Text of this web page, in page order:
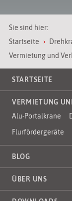
Sie sind hier:
Startseite
Vermietung und
STARTSEITE
VERMIETUNG
Alu-Portalkrane
Flurfördergeräte
BLOG
ÜBER UNS